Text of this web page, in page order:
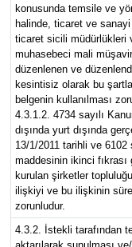
konusunda temsile ve
halinde, ticaret ve
ticaret sicili müdürlükleri
muhasebeci mali
düzenlenen ve
kesintisiz olarak bu
belgenin kullanılması
4.3.1.2. 4734 sayılı
dışında yurt dışında
13/1/2011 tarihli ve 6102
maddesinin ikinci
kurulan şirketler
ilişkiyi ve bu ilişkinin
zorunludur.
4.3.2. İstekli tarafından